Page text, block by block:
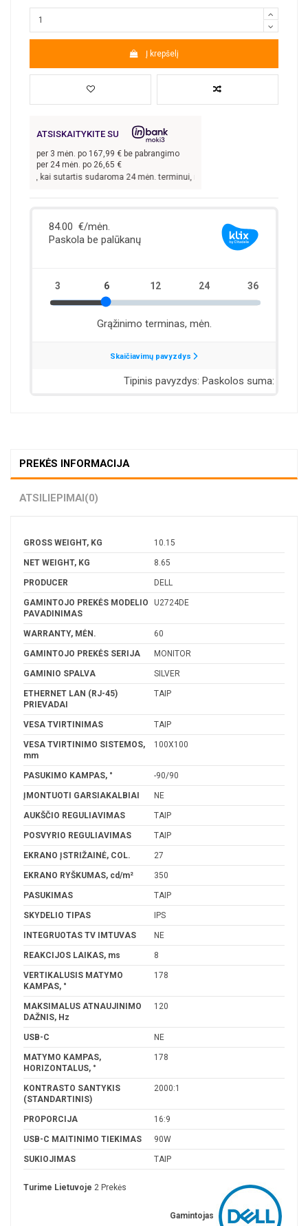
Į krepšelį
ATSISKAITYKITE SU
per 3 mėn. po 167,99 € be pabrangimo
per 24 mėn. po 26,65 €
€, kai sutartis sudaroma 24 mėn. terminui, metinė palūkanų norma –
PREKĖS INFORMACIJA
ATSILIEPIMAI(0)
GROSS WEIGHT, KG 10.15
NET WEIGHT, KG 8.65
PRODUCER DELL
GAMINTOJO PREKĖS MODELIO
PAVADINIMAS
U2724DE
WARRANTY, MĖN. 60
GAMINTOJO PREKĖS SERIJA MONITOR
GAMINIO SPALVA SILVER
ETHERNET LAN (RJ-45)
PRIEVADAI
TAIP
VESA TVIRTINIMAS TAIP
VESA TVIRTINIMO SISTEMOS,
mm
100X100
PASUKIMO KAMPAS, ° -90/90
ĮMONTUOTI GARSIAKALBIAI NE
AUKŠČIO REGULIAVIMAS TAIP
POSVYRIO REGULIAVIMAS TAIP
EKRANO ĮSTRIŽAINĖ, COL. 27
EKRANO RYŠKUMAS, cd/m² 350
PASUKIMAS TAIP
SKYDELIO TIPAS IPS
INTEGRUOTAS TV IMTUVAS NE
REAKCIJOS LAIKAS, ms 8
VERTIKALUSIS MATYMO
KAMPAS, °
178
MAKSIMALUS ATNAUJINIMO
DAŽNIS, Hz
120
USB-C NE
MATYMO KAMPAS,
HORIZONTALUS, °
178
KONTRASTO SANTYKIS
(STANDARTINIS)
2000:1
PROPORCIJA 16:9
USB-C MAITINIMO TIEKIMAS 90W
SUKIOJIMAS TAIP
Gamintojas
Turime Lietuvoje 2 Prekės